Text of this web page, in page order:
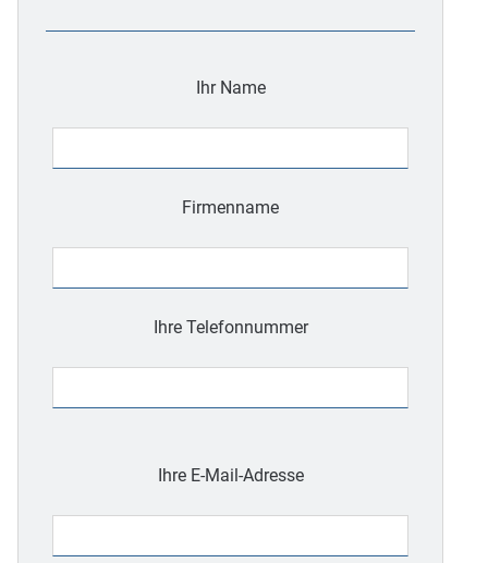
Ihr Name
Firmenname
Ihre Telefonnummer
leer.
Ihre E-Mail-Adresse